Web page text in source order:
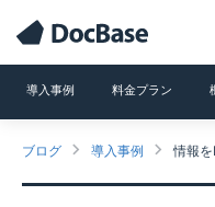
導入事例 料金プラン
ブログ 導入事例 情報